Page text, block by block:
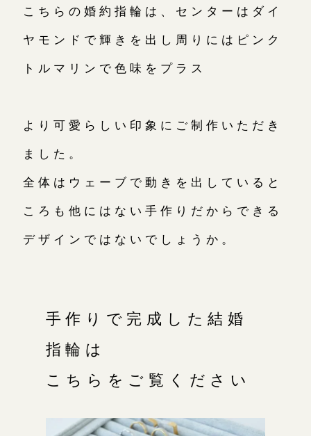
こちらの婚約指輪は、センターはダイ
ヤモンドで輝きを出し周りにはピンク
トルマリンで色味をプラス
より可愛らしい印象にご制作いただき
ました。
全体はウェーブで動きを出していると
ころも他にはない手作りだからできる
デザインではないでしょうか。
手作りで完成した結婚
指輪は
こちらをご覧ください